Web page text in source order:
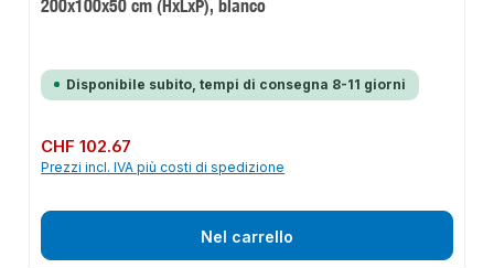
200x100x50 cm (HxLxP), bianco
Disponibile subito, tempi di consegna 8-11 giorni
Prezzo normale:
CHF 102.67
Prezzi incl. IVA più costi di spedizione
Nel carrello